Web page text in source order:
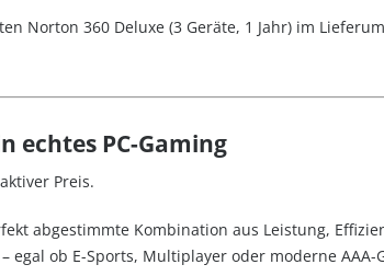
Norton 360 Deluxe (3 Geräte, 1 Jahr) im
echtes PC-Gaming
Preis.
abgestimmte Kombination aus Leistung,
ob E-Sports, Multiplayer oder moderne AAA-